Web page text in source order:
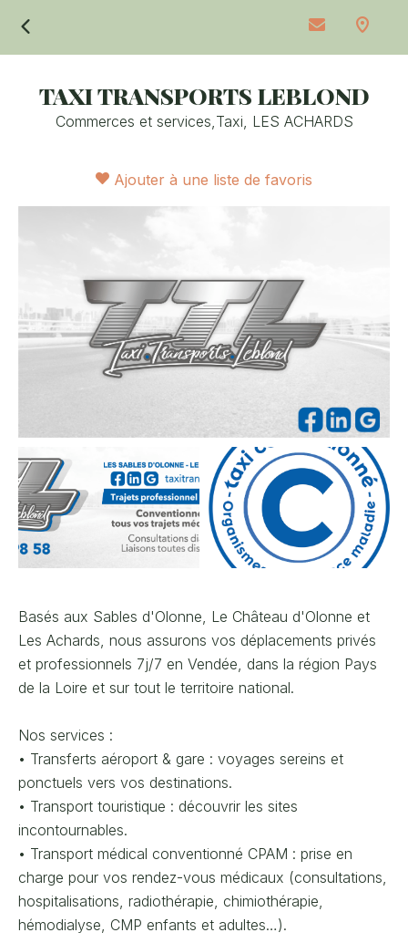
TAXI TRANSPORTS LEBLOND
Commerces et services,Taxi, LES ACHARDS
Ajouter à une liste de favoris
Basés aux Sables d'Olonne, Le Château d'Olonne et
Les Achards, nous assurons vos déplacements privés
et professionnels 7j/7 en Vendée, dans la région Pays
de la Loire et sur tout le territoire national.
Nos services :
• Transferts aéroport & gare : voyages sereins et
ponctuels vers vos destinations.
• Transport touristique : découvrir les sites
incontournables.
• Transport médical conventionné CPAM : prise en
charge pour vos rendez-vous médicaux (consultations,
hospitalisations, radiothérapie, chimiothérapie,
hémodialyse, CMP enfants et adultes…).